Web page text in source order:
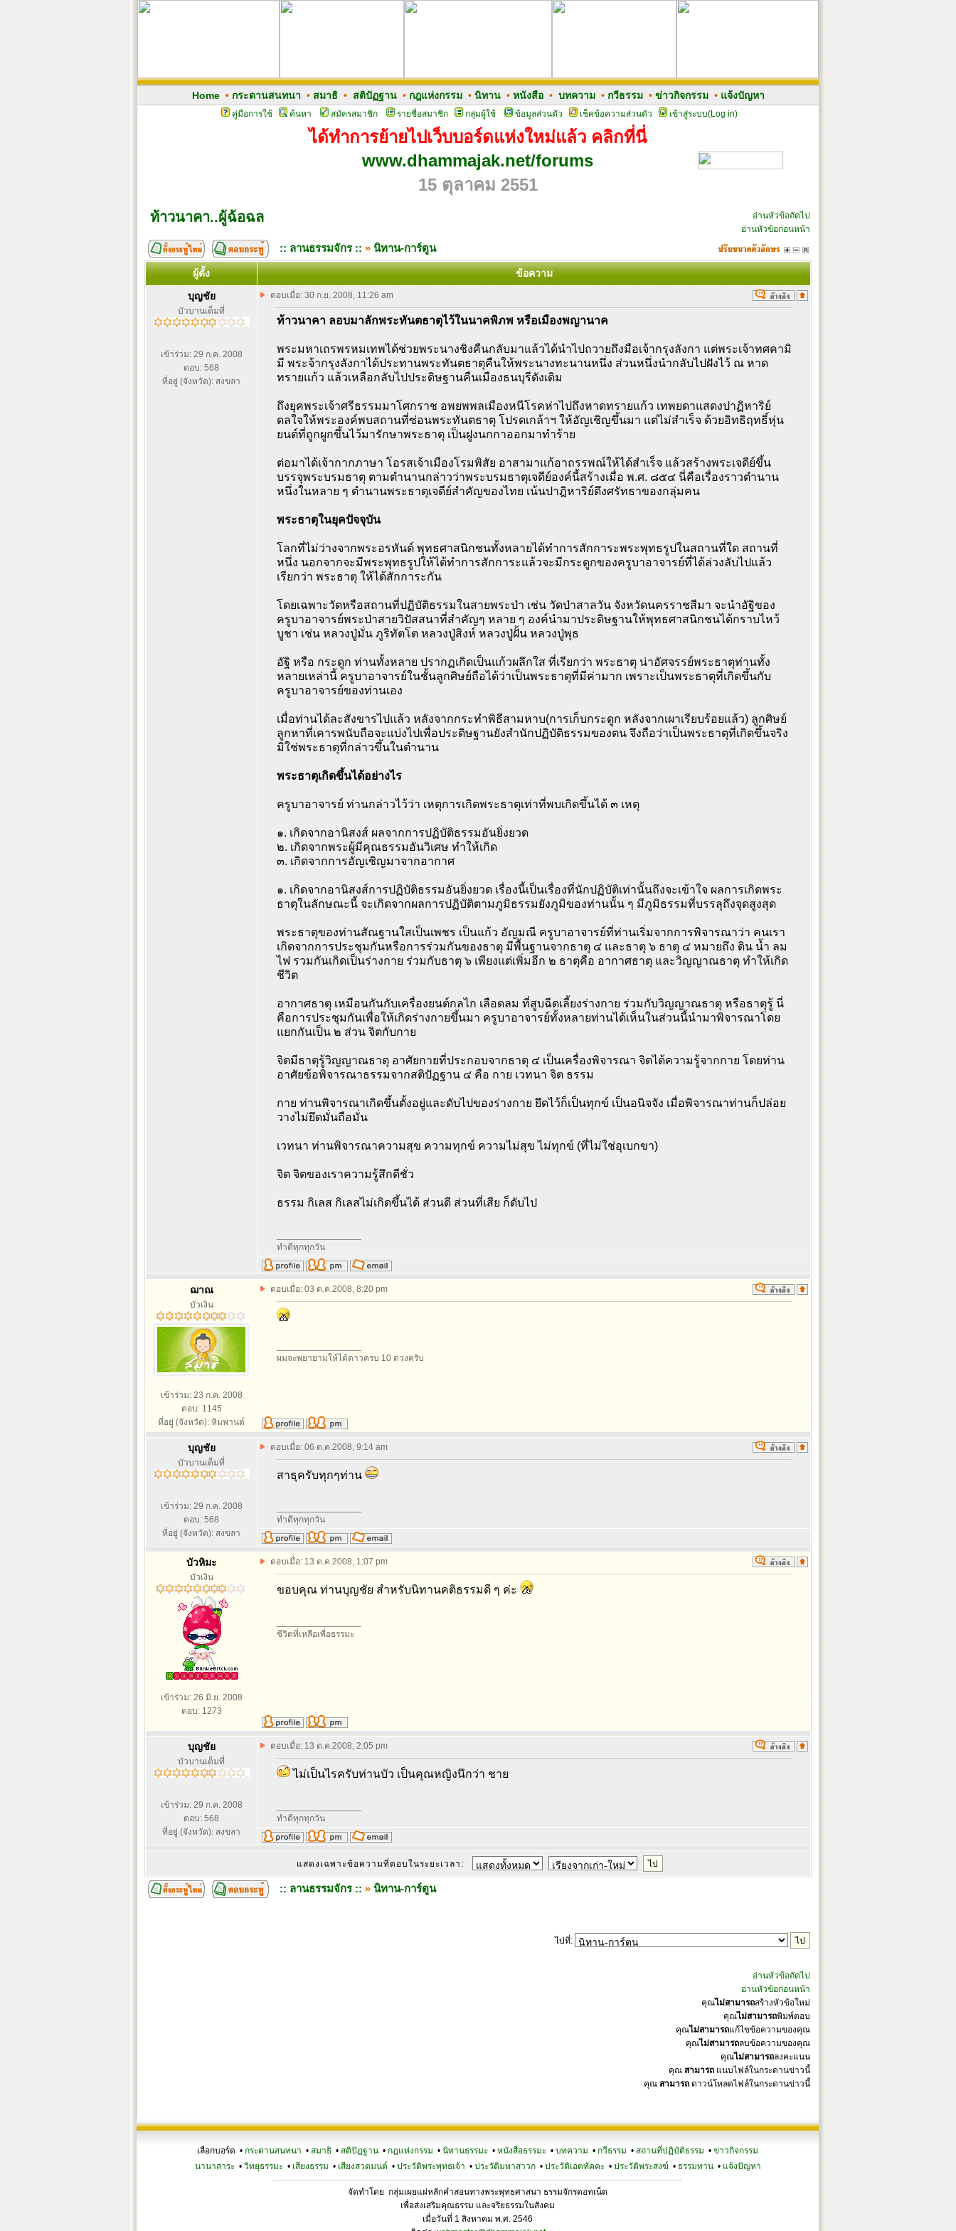
Home• กระดานสนทนา • สมาธิ• สติปัฏฐาน• กฎแห่งกรรม• นิทาน• หนังสือ• บทความ• กวีธรรม• ข่าวกิจกรรม• แจ้งปัญหา
คู่มือการใช้ ค้นหา สมัครสมาชิก รายชื่อสมาชิก กลุ่มผู้ใช้ ข้อมูลส่วนตัว เช็คข้อความส่วนตัว เข้าสู่ระบบ(Log in)
ได้ทำการย้ายไปเว็บบอร์ดแห่งใหม่แล้ว คลิกที่นี่
www.dhammajak.net/forums
15 ตุลาคม 2551
ท้าวนาคา..ผู้ฉ้อฉล
อ่านหัวข้อถัดไป
อ่านหัวข้อก่อนหน้า
:: ลานธรรมจักร :: » นิทาน-การ์ตูน
ผู้ตั้ง
ข้อความ
บุญชัย
บัวบานเต็มที่
เข้าร่วม: 29 ก.ค. 2008
ตอบ: 568
ที่อยู่ (จังหวัด): สงขลา
ตอบเมื่อ: 30 ก.ย. 2008, 11:26 am
ท้าวนาคา ลอบมาลักพระทันตธาตุไว้ในนาคพิภพ หรือเมืองพญานาค
พระมหาเถรพรหมเทพได้ช่วยพระนางชิงคืนกลับมาแล้วได้นำไปถวายถึงมือเจ้ากรุงลังกา แต่พระเจ้าทศคามิ
มี พระจ้ากรุงลังกาได้ประทานพระทันตธาตุคืนให้พระนางทะนานหนึ่ง ส่วนหนึ่งนำกลับไปฝังไว้ ณ หาด
ทรายแก้ว แล้วเหลือกลับไปประดิษฐานคืนเมืองธนบุรีดังเดิม
ถึงยุคพระเจ้าศรีธรรมมาโศกราช อพยพพลเมืองหนีโรคห่าไปถึงหาดทรายแก้ว เทพยดาแสดงปาฏิหาริย์
ดลใจให้พระองค์พบสถานที่ซ่อนพระทันตธาตุ โปรดเกล้าฯ ให้อัญเชิญขึ้นมา แต่ไม่สำเร็จ ด้วยอิทธิฤทธิ์หุ่น
ยนต์ที่ถูกผูกขึ้นไว้มารักษาพระธาตุ เป็นฝูงนกกาออกมาทำร้าย
ต่อมาได้เจ้ากากภาษา โอรสเจ้าเมืองโรมพิสัย อาสามาแก้อาถรรพณ์ให้ได้สำเร็จ แล้วสร้างพระเจดีย์ขึ้น
บรรจุพระบรมธาตุ ตามตำนานกล่าวว่าพระบรมธาตุเจดีย์องค์นี้สร้างเมื่อ พ.ศ. ๘๕๔ นี่คือเรื่องราวตำนาน
หนึ่งในหลาย ๆ ตำนานพระธาตุเจดีย์สำคัญของไทย เน้นปาฎิหาริย์ดึงศรัทธาของกลุ่มคน
พระธาตุในยุคปัจจุบัน
โลกที่ไม่ว่างจากพระอรหันต์ พุทธศาสนิกชนทั้งหลายได้ทำการสักการะพระพุทธรูปในสถานที่ใด สถานที่
หนึ่ง นอกจากจะมีพระพุทธรูปให้ได้ทำการสักการะแล้วจะมีกระดูกของครูบาอาจารย์ที่ได้ล่วงลับไปแล้ว
เรียกว่า พระธาตุ ให้ได้สักการะกัน
โดยเฉพาะวัดหรือสถานที่ปฏิบัติธรรมในสายพระป่า เช่น วัดป่าสาลวัน จังหวัดนครราชสีมา จะนำอัฐิของ
ครูบาอาจารย์พระป่าสายวิปัสสนาที่สำคัญๆ หลาย ๆ องค์นำมาประดิษฐานให้พุทธศาสนิกชนได้กราบไหว้
บูชา เช่น หลวงปู่มั่น ภูริทัตโต หลวงปู่สิงห์ หลวงปู่ฝั้น หลวงปู่พุธ
อัฐิ หรือ กระดูก ท่านทั้งหลาย ปรากฏเกิดเป็นแก้วผลึกใส ที่เรียกว่า พระธาตุ น่าอัศจรรย์พระธาตุท่านทั้ง
หลายเหล่านี้ ครูบาอาจารย์ในชั้นลูกศิษย์ถือได้ว่าเป็นพระธาตุที่มีค่ามาก เพราะเป็นพระธาตุที่เกิดขึ้นกับ
ครูบาอาจารย์ของท่านเอง
เมื่อท่านได้ละสังขารไปแล้ว หลังจากกระทำพิธีสามหาบ(การเก็บกระดูก หลังจากเผาเรียบร้อยแล้ว) ลูกศิษย์
ลูกหาที่เคารพนับถือจะแบ่งไปเพื่อประดิษฐานยังสำนักปฏิบัติธรรมของตน จึงถือว่าเป็นพระธาตุที่เกิดขึ้นจริง
มิใช่พระธาตุที่กล่าวขึ้นในตำนาน
พระธาตุเกิดขึ้นได้อย่างไร
ครูบาอาจารย์ ท่านกล่าวไว้ว่า เหตุการเกิดพระธาตุเท่าที่พบเกิดขึ้นได้ ๓ เหตุ
๑. เกิดจากอานิสงส์ ผลจากการปฏิบัติธรรมอันยิ่งยวด
๒. เกิดจากพระผู้มีคุณธรรมอันวิเศษ ทำให้เกิด
๓. เกิดจากการอัญเชิญมาจากอากาศ
๑. เกิดจากอานิสงส์การปฏิบัติธรรมอันยิ่งยวด เรื่องนี้เป็นเรื่องที่นักปฏิบัติเท่านั้นถึงจะเข้าใจ ผลการเกิดพระ
ธาตุในลักษณะนี้ จะเกิดจากผลการปฏิบัติตามภูมิธรรมยังภูมิของท่านนั้น ๆ มีภูมิธรรมที่บรรลุถึงจุดสูงสุด
พระธาตุของท่านสัณฐานใสเป็นเพชร เป็นแก้ว อัญมณี ครูบาอาจารย์ที่ท่านเริ่มจากการพิจารณาว่า คนเรา
เกิดจากการประชุมกันหรือการร่วมกันของธาตุ มีพื้นฐานจากธาตุ ๔ และธาตุ ๖ ธาตุ ๔ หมายถึง ดิน น้ำ ลม
ไฟ รวมกันเกิดเป็นร่างกาย ร่วมกับธาตุ ๖ เพียงแต่เพิ่มอีก ๒ ธาตุคือ อากาศธาตุ และวิญญาณธาตุ ทำให้เกิด
ชีวิต
อากาศธาตุ เหมือนกันกับเครื่องยนต์กลไก เลือดลม ที่สูบฉีดเลี้ยงร่างกาย ร่วมกับวิญญาณธาตุ หรือธาตุรู้ นี่
คือการประชุมกันเพื่อให้เกิดร่างกายขึ้นมา ครูบาอาจารย์ทั้งหลายท่านได้เห็นในส่วนนี้นำมาพิจารณาโดย
แยกกันเป็น ๒ ส่วน จิตกับกาย
จิตมีธาตุรู้วิญญาณธาตุ อาศัยกายที่ประกอบจากธาตุ ๔ เป็นเครื่องพิจารณา จิตได้ความรู้จากกาย โดยท่าน
อาศัยข้อพิจารณาธรรมจากสติปัฏฐาน ๔ คือ กาย เวทนา จิต ธรรม
กาย ท่านพิจารณาเกิดขึ้นตั้งอยู่และดับไปของร่างกาย ยึดไว้ก็เป็นทุกข์ เป็นอนิจจัง เมื่อพิจารณาท่านก็ปล่อย
วางไม่ยึดมั่นถือมั่น
เวทนา ท่านพิจารณาความสุข ความทุกข์ ความไม่สุข ไม่ทุกข์ (ที่ไม่ใช่อุเบกขา)
จิต จิตของเราความรู้สึกดีชั่ว
ธรรม กิเลส กิเลสไม่เกิดขึ้นได้ ส่วนดี ส่วนที่เสีย ก็ดับไป
ทำดีทุกทุกวัน
ฌาณ
บัวเงิน
เข้าร่วม: 23 ก.ค. 2008
ตอบ: 1145
ที่อยู่ (จังหวัด): หิมพานต์
ตอบเมื่อ: 03 ต.ค.2008, 8:20 pm
ผมจะพยายามให้ได้ดาวครบ 10 ดวงครับ
บุญชัย
บัวบานเต็มที่
เข้าร่วม: 29 ก.ค. 2008
ตอบ: 568
ที่อยู่ (จังหวัด): สงขลา
ตอบเมื่อ: 06 ต.ค.2008, 9:14 am
สาธุครับทุกๆท่าน
ทำดีทุกทุกวัน
บัวหิมะ
บัวเงิน
เข้าร่วม: 26 มิ.ย. 2008
ตอบ: 1273
ตอบเมื่อ: 13 ต.ค.2008, 1:07 pm
ขอบคุณ ท่านบุญชัย สำหรับนิทานคติธรรมดี ๆ ค่ะ
ชีวิตที่เหลือเพื่อธรรมะ
บุญชัย
บัวบานเต็มที่
เข้าร่วม: 29 ก.ค. 2008
ตอบ: 568
ที่อยู่ (จังหวัด): สงขลา
ตอบเมื่อ: 13 ต.ค.2008, 2:05 pm
ไม่เป็นไรครับท่านบัว เป็นคุณหญิงนึกว่า ชาย
ทำดีทุกทุกวัน
แสดงเฉพาะข้อความที่ตอบในระยะเวลา:
:: ลานธรรมจักร :: » นิทาน-การ์ตูน
ไปที่:
อ่านหัวข้อถัดไป
อ่านหัวข้อก่อนหน้า
คุณไม่สามารถสร้างหัวข้อใหม่
คุณไม่สามารถพิมพ์ตอบ
คุณไม่สามารถแก้ไขข้อความของคุณ
คุณไม่สามารถลบข้อความของคุณ
คุณไม่สามารถลงคะแนน
คุณ สามารถ แนบไฟล์ในกระดานข่าวนี้
คุณ สามารถ ดาวน์โหลดไฟล์ในกระดานข่าวนี้
เลือกบอร์ด • กระดานสนทนา • สมาธิ • สติปัฏฐาน • กฎแห่งกรรม • นิทานธรรมะ • หนังสือธรรมะ • บทความ • กวีธรรม • สถานที่ปฏิบัติธรรม • ข่าวกิจกรรม
นานาสาระ• วิทยุธรรมะ• เสียงธรรม • เสียงสวดมนต์ • ประวัติพระพุทธเจ้า • ประวัติมหาสาวก• ประวัติเอตทัคคะ• ประวัติพระสงฆ์ • ธรรมทาน• แจ้งปัญหา
จัดทำโดย กลุ่มเผยแผ่หลักคำสอนทางพระพุทธศาสนา ธรรมจักรดอทเน็ต
เพื่อส่งเสริมคุณธรรม และจริยธรรมในสังคม
เมื่อวันที่ 1 สิงหาคม พ.ศ. 2546